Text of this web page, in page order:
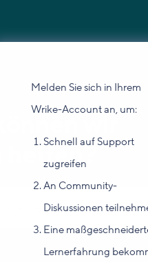
Melden Sie sich in Ihrem
Wrike-Account an, um:
Schnell auf Support
zugreifen
An Community-
Diskussionen
Eine
Lernerfahrung
wir